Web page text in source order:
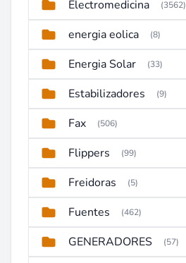
Electromedicina (3562)
energia eolica (8)
Energia Solar (33)
Estabilizadores (9)
Fax (506)
Flippers (99)
Freidoras (5)
Fuentes (462)
GENERADORES (57)